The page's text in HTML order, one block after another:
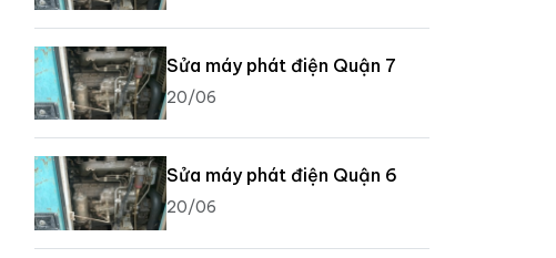
Sửa máy phát điện Quận 7
20/06
Sửa máy phát điện Quận 6
20/06